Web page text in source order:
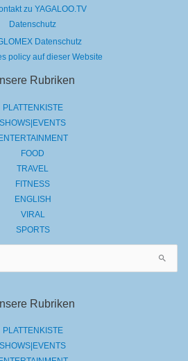
zu YAGALOO.TV
Datenschutz
Datenschutz
policy auf dieser Website
Rubriken
PLATTENKISTE
SHOWS|EVENTS
FOOD
TRAVEL
FITNESS
ENGLISH
VIRAL
SPORTS
Rubriken
PLATTENKISTE
SHOWS|EVENTS